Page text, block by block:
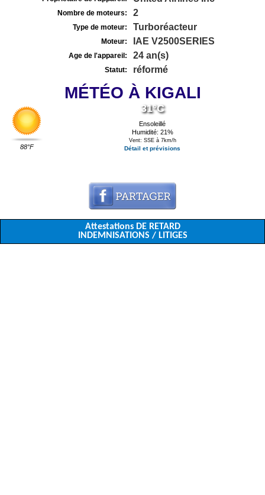
Nombre de moteurs: 2
Type de moteur: Turboréacteur
Moteur: IAE V2500SERIES
Age de l'appareil: 24 an(s)
Statut: réformé
MÉTÉO À KIGALI
88°F
31°C
Ensoleillé
Humidité: 21%
Vent: SSE à 7km/h
Détail et prévisions
Attestations DE RETARD
INDEMNISATIONS / LITIGES